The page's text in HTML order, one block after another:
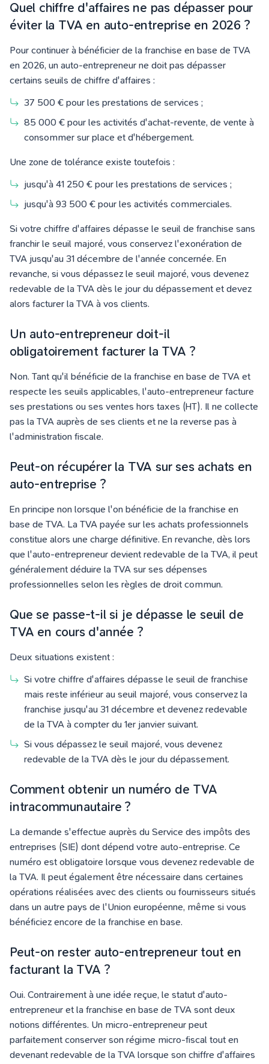
Quel chiffre d'affaires ne pas dépasser pour
éviter la TVA en auto-entreprise en 2026 ?
Pour continuer à bénéficier de la franchise en base de TVA
en 2026, un auto-entrepreneur ne doit pas dépasser
certains seuils de chiffre d'affaires :
37 500 € pour les prestations de services ;
85 000 € pour les activités d'achat-revente, de vente à
consommer sur place et d'hébergement.
Une zone de tolérance existe toutefois :
jusqu'à 41 250 € pour les prestations de services ;
jusqu'à 93 500 € pour les activités commerciales.
Si votre chiffre d'affaires dépasse le seuil de franchise sans
franchir le seuil majoré, vous conservez l'exonération de
TVA jusqu'au 31 décembre de l'année concernée. En
revanche, si vous dépassez le seuil majoré, vous devenez
redevable de la TVA dès le jour du dépassement et devez
alors facturer la TVA à vos clients.
Un auto-entrepreneur doit-il
obligatoirement facturer la TVA ?
Non. Tant qu'il bénéficie de la franchise en base de TVA et
respecte les seuils applicables, l'auto-entrepreneur facture
ses prestations ou ses ventes hors taxes (HT). Il ne collecte
pas la TVA auprès de ses clients et ne la reverse pas à
l'administration fiscale.
Peut-on récupérer la TVA sur ses achats en
auto-entreprise ?
En principe non lorsque l'on bénéficie de la franchise en
base de TVA. La TVA payée sur les achats professionnels
constitue alors une charge définitive. En revanche, dès lors
que l'auto-entrepreneur devient redevable de la TVA, il peut
généralement déduire la TVA sur ses dépenses
professionnelles selon les règles de droit commun.
Que se passe-t-il si je dépasse le seuil de
TVA en cours d'année ?
Deux situations existent :
Si votre chiffre d'affaires dépasse le seuil de franchise
mais reste inférieur au seuil majoré, vous conservez la
franchise jusqu'au 31 décembre et devenez redevable
de la TVA à compter du 1er janvier suivant.
Si vous dépassez le seuil majoré, vous devenez
redevable de la TVA dès le jour du dépassement.
Comment obtenir un numéro de TVA
intracommunautaire ?
La demande s'effectue auprès du Service des impôts des
entreprises (SIE) dont dépend votre auto-entreprise. Ce
numéro est obligatoire lorsque vous devenez redevable de
la TVA. Il peut également être nécessaire dans certaines
opérations réalisées avec des clients ou fournisseurs situés
dans un autre pays de l'Union européenne, même si vous
bénéficiez encore de la franchise en base.
Peut-on rester auto-entrepreneur tout en
facturant la TVA ?
Oui. Contrairement à une idée reçue, le statut d'auto-
entrepreneur et la franchise en base de TVA sont deux
notions différentes. Un micro-entrepreneur peut
parfaitement conserver son régime micro-fiscal tout en
devenant redevable de la TVA lorsque son chiffre d'affaires